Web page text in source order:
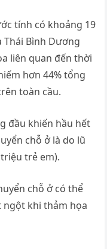
tính có khoảng 19
Bình Dương
liên quan đến thời
hơn 44% tổng
toàn cầu.
đầu khiến hầu hết
chỗ ở là do lũ
trẻ em).
chỗ ở có thể
ngột khi thảm họa